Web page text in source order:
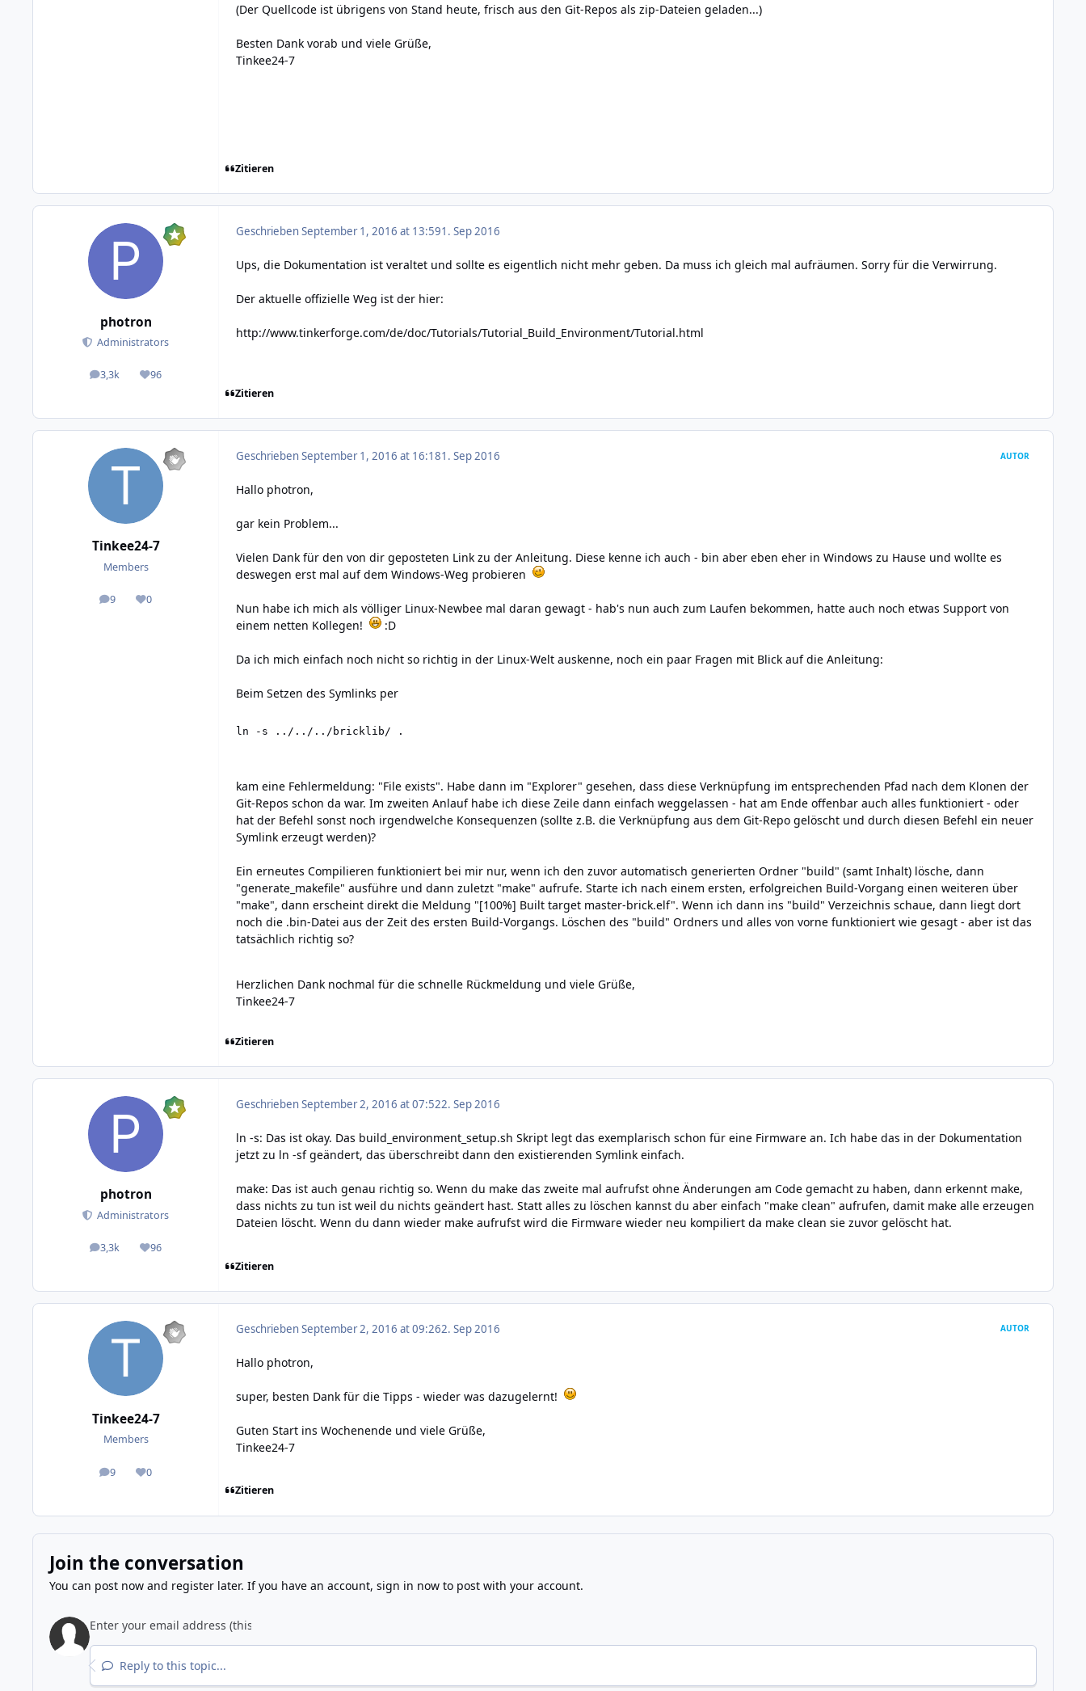
(Der Quellcode ist übrigens von Stand heute, frisch aus den Git-Repos als zip-Dateien geladen...)
Besten Dank vorab und viele Grüße,
Tinkee24-7
Zitieren
photron
Administrators
3,3k
posts 96
Reputation
GeschriebenSeptember 1, 2016 at 13:591. Sep 2016
Ups, die Dokumentation ist veraltet und sollte es eigentlich nicht mehr geben. Da muss ich gleich mal aufräumen. Sorry für die Verwirrung.
Der aktuelle offizielle Weg ist der hier:
http://www.tinkerforge.com/de/doc/Tutorials/Tutorial_Build_Environment/Tutorial.html
Zitieren
Tinkee24-7
Members
9
posts 0
Reputation
GeschriebenSeptember 1, 2016 at 16:181. Sep 2016 AUTOR
Hallo photron,
gar kein Problem...
Vielen Dank für den von dir geposteten Link zu der Anleitung. Diese kenne ich auch - bin aber eben eher in Windows zu Hause und wollte es
deswegen erst mal auf dem Windows-Weg probieren
Nun habe ich mich als völliger Linux-Newbee mal daran gewagt - hab's nun auch zum Laufen bekommen, hatte auch noch etwas Support von
einem netten Kollegen!
:D
Da ich mich einfach noch nicht so richtig in der Linux-Welt auskenne, noch ein paar Fragen mit Blick auf die Anleitung:
Beim Setzen des Symlinks per
ln -s ../../../bricklib/ .
kam eine Fehlermeldung: "File exists". Habe dann im "Explorer" gesehen, dass diese Verknüpfung im entsprechenden Pfad nach dem Klonen der
Git-Repos schon da war. Im zweiten Anlauf habe ich diese Zeile dann einfach weggelassen - hat am Ende offenbar auch alles funktioniert - oder
hat der Befehl sonst noch irgendwelche Konsequenzen (sollte z.B. die Verknüpfung aus dem Git-Repo gelöscht und durch diesen Befehl ein neuer
Symlink erzeugt werden)?
Ein erneutes Compilieren funktioniert bei mir nur, wenn ich den zuvor automatisch generierten Ordner "build" (samt Inhalt) lösche, dann
"generate_makefile" ausführe und dann zuletzt "make" aufrufe. Starte ich nach einem ersten, erfolgreichen Build-Vorgang einen weiteren über
"make", dann erscheint direkt die Meldung "[100%] Built target master-brick.elf". Wenn ich dann ins "build" Verzeichnis schaue, dann liegt dort
noch die .bin-Datei aus der Zeit des ersten Build-Vorgangs. Löschen des "build" Ordners und alles von vorne funktioniert wie gesagt - aber ist das
tatsächlich richtig so?
Herzlichen Dank nochmal für die schnelle Rückmeldung und viele Grüße,
Tinkee24-7
Zitieren
photron
Administrators
3,3k
posts 96
Reputation
GeschriebenSeptember 2, 2016 at 07:522. Sep 2016
ln -s: Das ist okay. Das build_environment_setup.sh Skript legt das exemplarisch schon für eine Firmware an. Ich habe das in der Dokumentation
jetzt zu ln -sf geändert, das überschreibt dann den existierenden Symlink einfach.
make: Das ist auch genau richtig so. Wenn du make das zweite mal aufrufst ohne Änderungen am Code gemacht zu haben, dann erkennt make,
dass nichts zu tun ist weil du nichts geändert hast. Statt alles zu löschen kannst du aber einfach "make clean" aufrufen, damit make alle erzeugen
Dateien löscht. Wenn du dann wieder make aufrufst wird die Firmware wieder neu kompiliert da make clean sie zuvor gelöscht hat.
Zitieren
Tinkee24-7
Members
9
posts 0
Reputation
GeschriebenSeptember 2, 2016 at 09:262. Sep 2016 AUTOR
Hallo photron,
super, besten Dank für die Tipps - wieder was dazugelernt!
Guten Start ins Wochenende und viele Grüße,
Tinkee24-7
Zitieren
Join the conversation
You can post now and register later. If you have an account, sign in nowto post with your account.
Reply to this topic...